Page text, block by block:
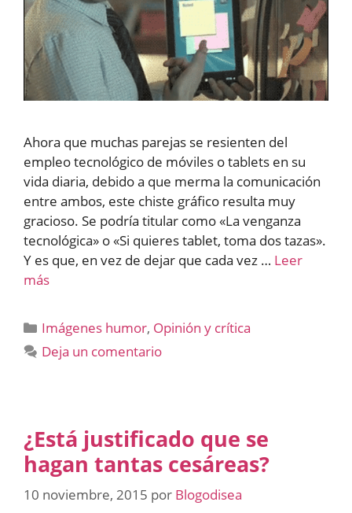
Ahora que muchas parejas se resienten del
empleo tecnológico de móviles o tablets en su
vida diaria, debido a que merma la comunicación
entre ambos, este chiste gráfico resulta muy
gracioso. Se podría titular como «La venganza
tecnológica» o «Si quieres tablet, toma dos tazas».
Y es que, en vez de dejar que cada vez … Leer
más
Categorías
Imágenes humor, Opinión y crítica
Deja un comentario
¿Está justificado que se
hagan tantas cesáreas?
10 noviembre, 2015 por Blogodisea